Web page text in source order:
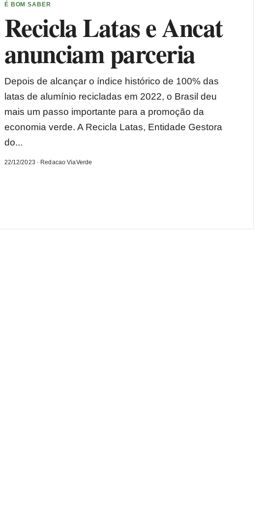
É BOM SABER
Recicla Latas e Ancat
anunciam parceria
Depois de alcançar o índice histórico de 100% das
latas de alumínio recicladas em 2022, o Brasil deu
mais um passo importante para a promoção da
economia verde. A Recicla Latas, Entidade Gestora
do...
22/12/2023 · Redacao ViaVerde